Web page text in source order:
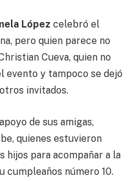
López celebró el
pero quien parece no
Cueva, quien no
evento y tampoco se dejó
invitados.
de sus amigas,
quienes estuvieron
hijos para acompañar a la
cumpleaños número 10.